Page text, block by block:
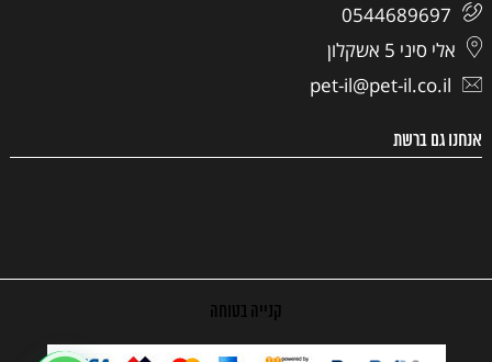
0544689697
אלי סיני 5 אשקלון
pet-il@pet-il.co.il
אנחנו גם ברשת
קנייה בטוחה